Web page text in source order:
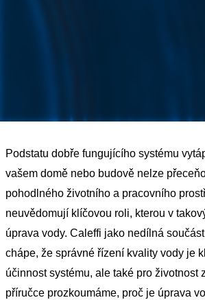
Podstatu dobře fungujícího systému
vašem domě nebo budově nelze
pohodlného životního a pracovního
neuvědomují klíčovou roli, kterou v
úprava vody. Caleffi jako nedílná
chápe, že správné řízení kvality vody je
účinnost systému, ale také pro životnost
příručce prozkoumáme, proč je úprava